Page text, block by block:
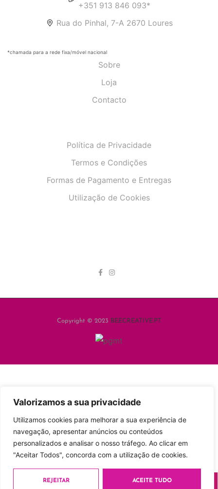
Valorizamos a sua privacidade
Utilizamos cookies para melhorar a sua experiência de
navegação, apresentar anúncios ou conteúdos
personalizados e analisar o nosso tráfego. Ao clicar em
"Aceitar Todos", concorda com a utilização de cookies.
REJEITAR ACEITE TUDO
Sobre
Loja
Contacto
Política de Privacidade
Termos e Condições
Formas de Pagamento e Entregas
Utilização de Cookies
+351 913 846 093*
Rua do Pinhal, 7-A 2670 Loures
*chamada para a rede fixa/móvel nacional
Copyright © 2023 BEECREATIVE.PT
Esteve a consultar:Raywell Bio Nature Ampolas
Queda Homem 10x10ml 15.99€
fechar